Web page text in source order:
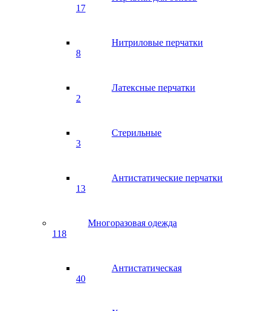
17
Нитриловые перчатки
8
Латексные перчатки
2
Стерильные
3
Антистатические перчатки
13
Многоразовая одежда
118
Антистатическая
40